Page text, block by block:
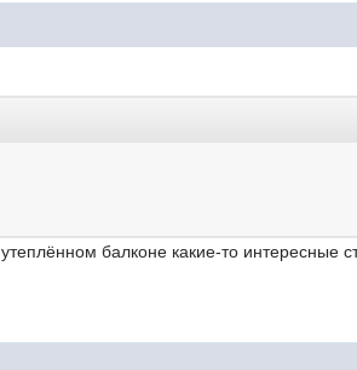
балконе какие-то интересные